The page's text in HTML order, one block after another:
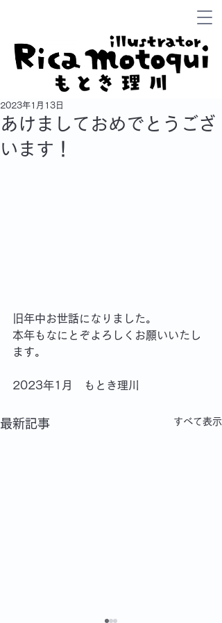
あけましておめでとうござ
います！
2023年1月13日
旧年中お世話になりました。
本年もなにとぞよろしくお願いいたし
ます。
2023年1月　もとき理川
最新記事 すべて表示